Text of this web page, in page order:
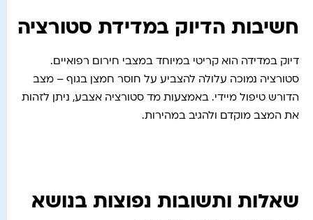
חשיבות הדיוק במדידת סטורציה
דיוק במדידה הוא קריטי במיוחד במצבי חירום רפואיים.
סטורציה נמוכה עלולה להצביע על חוסר חמצן בגוף – מצב
הדורש טיפול מיידי. באמצעות מד סטורציה אצבע, ניתן לזהות
את המצב מוקדם ולהגיב במהירות.
שאלות ותשובות נפוצות בנושא